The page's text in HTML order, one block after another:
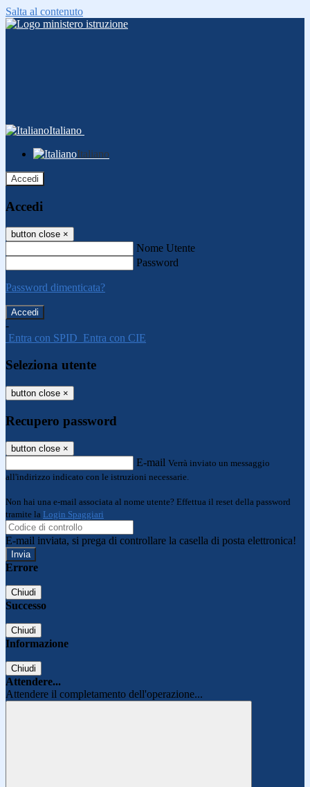
Salta al contenuto
Italiano
Italiano
Accedi
Accedi
button close ×
Nome Utente
Password
Password dimenticata?
-
Entra con SPID Entra con CIE
Seleziona utente
button close ×
Recupero password
button close ×
E-mail Verrà inviato un messaggio
all'indirizzo indicato con le istruzioni necessarie.
Non hai una e-mail associata al nome utente? Effettua il reset della password
tramite la Login Spaggiari
E-mail inviata, si prega di controllare la casella di posta elettronica!
Errore
Chiudi
Successo
Chiudi
Informazione
Chiudi
Attendere...
Attendere il completamento dell'operazione...